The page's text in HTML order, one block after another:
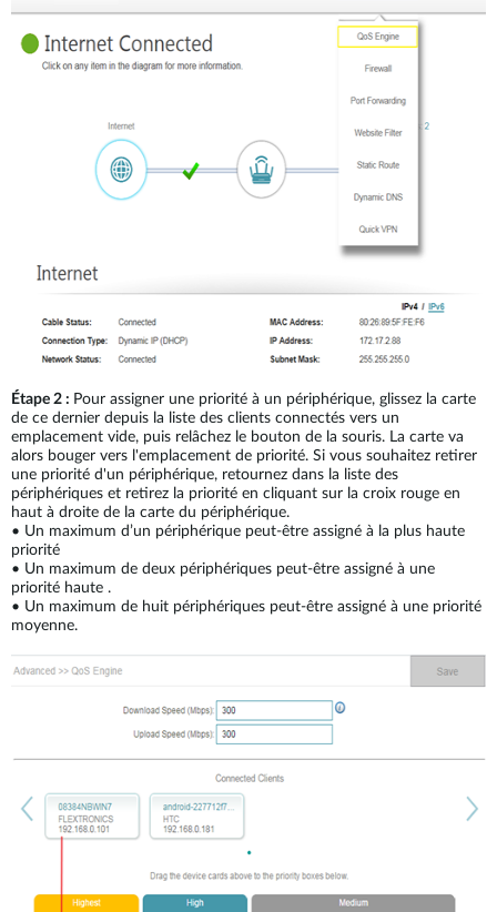
Étape 2 : Pour assigner une priorité à un périphérique, glissez la carte
de ce dernier depuis la liste des clients connectés vers un
emplacement vide, puis relâchez le bouton de la souris. La carte va
alors bouger vers l'emplacement de priorité. Si vous souhaitez retirer
une priorité d'un périphérique, retournez dans la liste des
périphériques et retirez la priorité en cliquant sur la croix rouge en
haut à droite de la carte du périphérique.
• Un maximum d’un périphérique peut-être assigné à la plus haute
priorité
• Un maximum de deux périphériques peut-être assigné à une
priorité haute .
• Un maximum de huit périphériques peut-être assigné à une priorité
moyenne.